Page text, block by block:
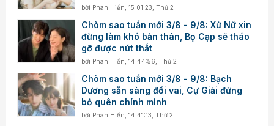
bởi Phan Hiền ,15:01:23, Thứ 2
Chòm sao tuần mới 3/8 - 9/8: Xử Nữ xin
đừng làm khó bản thân, Bọ Cạp sẽ tháo
gỡ được nút thắt
bởi Phan Hiền ,14:44:56, Thứ 2
Chòm sao tuần mới 3/8 - 9/8: Bạch
Dương sẵn sàng đổi vai, Cự Giải đừng
bỏ quên chính mình
bởi Phan Hiền ,14:41:13, Thứ 2